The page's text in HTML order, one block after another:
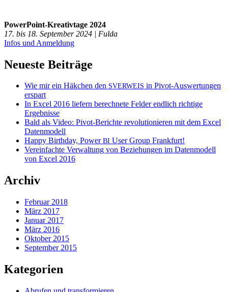
PowerPoint-Kreativtage 2024
17. bis 18. September 2024 | Fulda
Infos und Anmeldung
Neueste Beiträge
Wie mir ein Häkchen den SVERWEIS in Pivot-Auswertungen
erspart
In Excel 2016 liefern berechnete Felder endlich richtige
Ergebnisse
Bald als Video: Pivot-Berichte revolutionieren mit dem Excel
Datenmodell
Happy Birthday, PowerBI User Group Frankfurt!
Vereinfachte Verwaltung von Beziehungen im Datenmodell
von Excel 2016
Archiv
Februar 2018
März 2017
Januar 2017
März 2016
Oktober 2015
September 2015
Kategorien